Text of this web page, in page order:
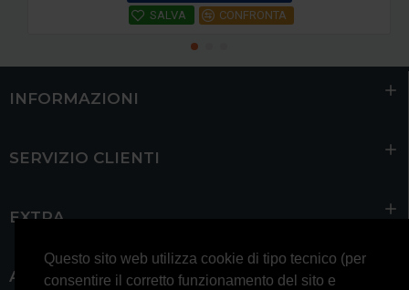
Questo sito web utilizza cookie di tipo tecnico (per
consentire il corretto funzionamento del sito e
SALVA CONFRONTA
INFORMAZIONI
SERVIZIO CLIENTI
EXTRA
ACCOUNT